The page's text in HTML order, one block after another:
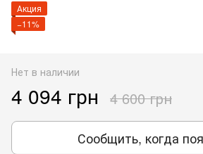
Акция
−11%
Нет в наличии
4 094 грн 4 600 грн
Сообщить, когда